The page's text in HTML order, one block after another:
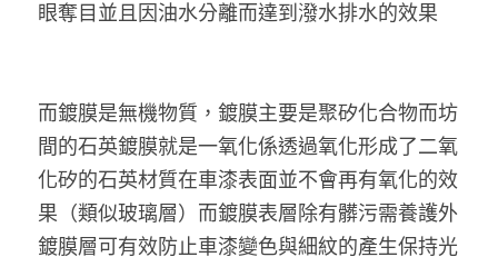
眼奪目並且因油水分離而達到潑水排水的效果
而鍍膜是無機物質，鍍膜主要是聚矽化合物而坊
間的石英鍍膜就是一氧化係透過氧化形成了二氧
化矽的石英材質在車漆表面並不會再有氧化的效
果（類似玻璃層）而鍍膜表層除有髒污需養護外
鍍膜層可有效防止車漆變色與細紋的產生保持光